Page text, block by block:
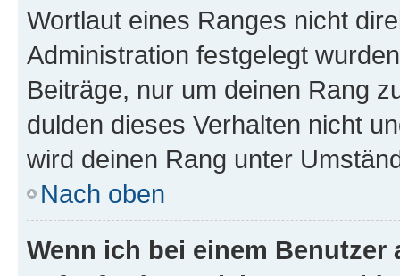
Wortlaut eines Ranges nicht
Administration festgelegt
Beiträge, nur um deinen Rang
dulden dieses Verhalten nicht
wird deinen Rang unter
Nach oben
Wenn ich bei einem